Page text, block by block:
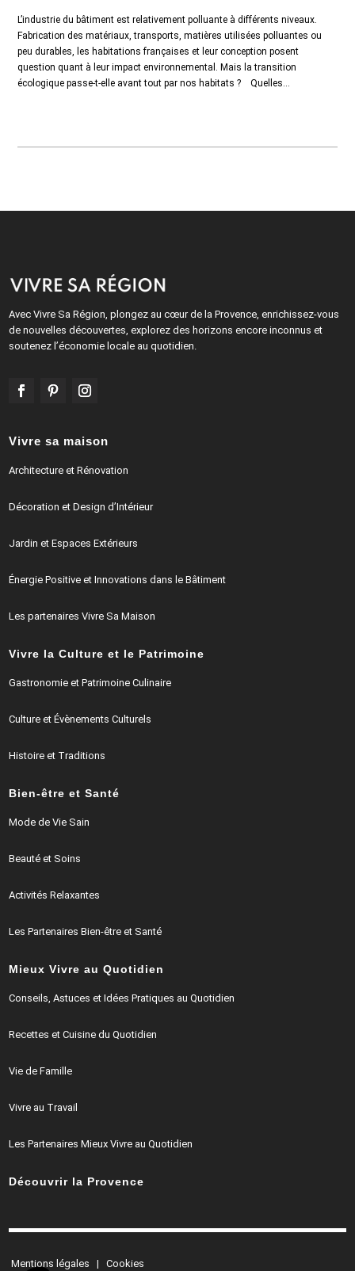
L’industrie du bâtiment est relativement polluante à différents niveaux.
Fabrication des matériaux, transports, matières utilisées polluantes ou
peu durables, les habitations françaises et leur conception posent
question quant à leur impact environnemental. Mais la transition
écologique passe-t-elle avant tout par nos habitats ? Quelles...
Avec Vivre Sa Région, plongez au cœur de la Provence, enrichissez-vous
de nouvelles découvertes, explorez des horizons encore inconnus et
soutenez l’économie locale au quotidien.
Vivre sa maison
Architecture et Rénovation
Décoration et Design d’Intérieur
Jardin et Espaces Extérieurs
Énergie Positive et Innovations dans le Bâtiment
Les partenaires Vivre Sa Maison
Vivre la Culture et le Patrimoine
Gastronomie et Patrimoine Culinaire
Culture et Évènements Culturels
Histoire et Traditions
Bien-être et Santé
Mode de Vie Sain
Beauté et Soins
Activités Relaxantes
Les Partenaires Bien-être et Santé
Mieux Vivre au Quotidien
Conseils, Astuces et Idées Pratiques au Quotidien
Recettes et Cuisine du Quotidien
Vie de Famille
Vivre au Travail
Les Partenaires Mieux Vivre au Quotidien
Découvrir la Provence
Mentions légales|Cookies